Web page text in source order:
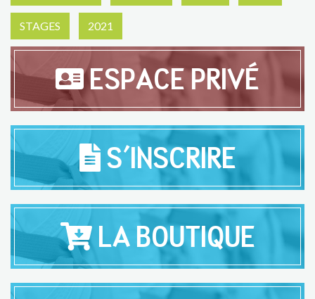
STAGES 2021
ESPACE PRIVÉ
S'INSCRIRE
LA BOUTIQUE